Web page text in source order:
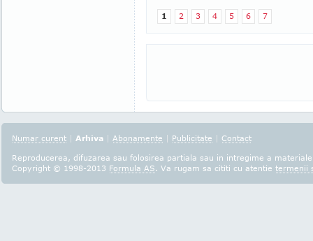
1 2 3 4 5 6 7
Numar curent | Arhiva | Abonamente | Publicitate | Contact
Reproducerea, difuzarea sau folosirea partiala sau in intregime a
Copyright © 1998-2013 Formula AS. Va rugam sa cititi cu atentie termenii